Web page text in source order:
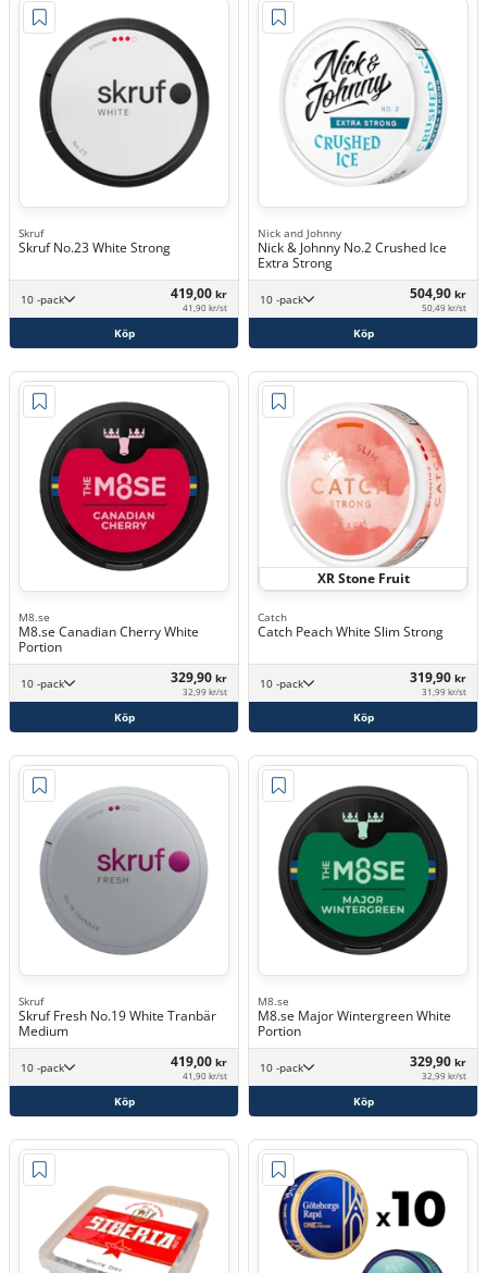
Skruf
Skruf No.23 White Strong
10 -pack 419,00 kr
41,90 kr/st
Köp
Nick and Johnny
Nick & Johnny No.2 Crushed Ice
Extra Strong
10 -pack 504,90 kr
50,49 kr/st
Köp
M8.se
M8.se Canadian Cherry White
Portion
10 -pack 329,90 kr
32,99 kr/st
Köp
XR Stone Fruit
Catch
Catch Peach White Slim Strong
10 -pack 319,90 kr
31,99 kr/st
Köp
Skruf
Skruf Fresh No.19 White Tranbär
Medium
10 -pack 419,00 kr
41,90 kr/st
Köp
M8.se
M8.se Major Wintergreen White
Portion
10 -pack 329,90 kr
32,99 kr/st
Köp